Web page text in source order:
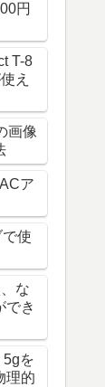
円
T-8
え
画像
ア
使
な
でき
5gを
理的